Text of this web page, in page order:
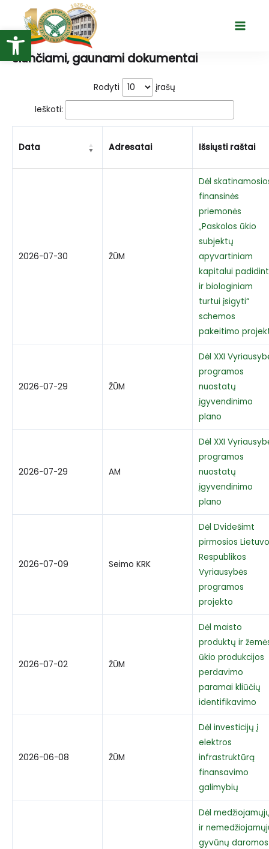
Open toolbar
turinio
Main
Siunčiami, gaunami dokumentai
Rodyti
įrašų
Ieškoti:
Data Adresatai Išsiųsti raštai
2026-07-30 ŽŪM
Dėl
finansinės
priemonės
„Paskolos ūkio
subjektų
apyvartiniam
kapitalui
ir biologiniam
turtui įsigyti“
schemos
pakeitimo
2026-07-29 ŽŪM
Dėl XXI
programos
nuostatų
įgyvendinimo
plano
2026-07-29 AM
Dėl XXI
programos
nuostatų
įgyvendinimo
plano
2026-07-09 Seimo KRK
Dėl Dvidešimt
pirmosios
Respublikos
Vyriausybės
programos
projekto
2026-07-02 ŽŪM
Dėl maisto
produktų ir
ūkio produkcijos
perdavimo
paramai kliūčių
identifikavimo
2026-06-08 ŽŪM
Dėl investicijų į
elektros
infrastruktūrą
finansavimo
galimybių
Dėl
ir
gyvūnų daromos